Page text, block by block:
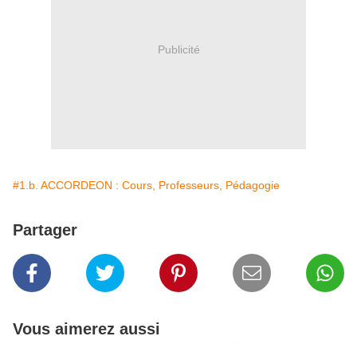
Publicité
#1.b. ACCORDEON : Cours, Professeurs, Pédagogie
Partager
Vous aimerez aussi